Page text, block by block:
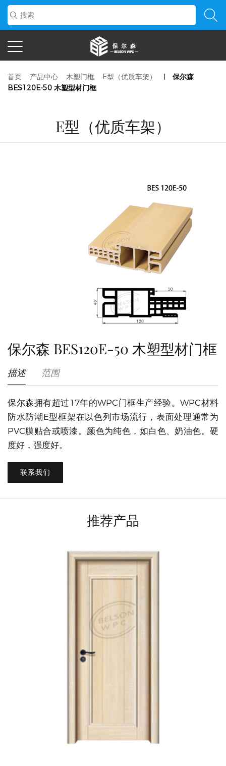
首页 产品中心 木塑门框 E型（优质车架）
保尔森
BES120E-50 木塑型材门框
E型（优质车架）
保尔森 BES120E-50 木塑型材门框
描述 范围
保尔森拥有超过17年的WPC门框生产经验。WPC材料
防水防潮E型框架在以色列市场流行，表面处理通常为
PVC膜贴合或喷漆。颜色为纯色，如白色、奶油色。硬
度好，强度好。
联系我们
推荐产品